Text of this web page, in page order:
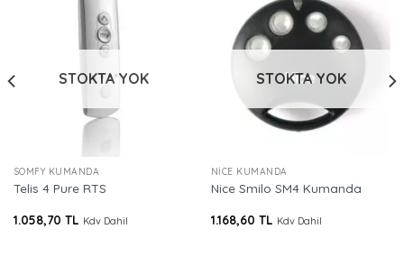
STOKTA YOK
SOMFY KUMANDA
Telis 4 Pure RTS
1.058,70 TL Kdv Dahil
STOKTA YOK
NICE KUMANDA
Nice Smilo SM4 Kumanda
1.168,60 TL Kdv Dahil